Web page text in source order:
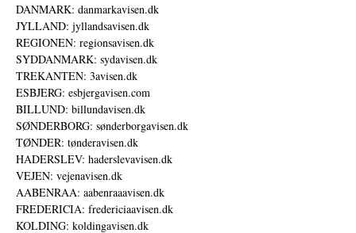
DANMARK: danmarkavisen.dk
JYLLAND: jyllandsavisen.dk
REGIONEN: regionsavisen.dk
SYDDANMARK: sydavisen.dk
TREKANTEN: 3avisen.dk
ESBJERG: esbjergavisen.com
BILLUND: billundavisen.dk
SØNDERBORG: sønderborgavisen.dk
TØNDER: tønderavisen.dk
HADERSLEV: haderslevavisen.dk
VEJEN: vejenavisen.dk
AABENRAA: aabenraaavisen.dk
FREDERICIA: fredericiaavisen.dk
KOLDING: koldingavisen.dk